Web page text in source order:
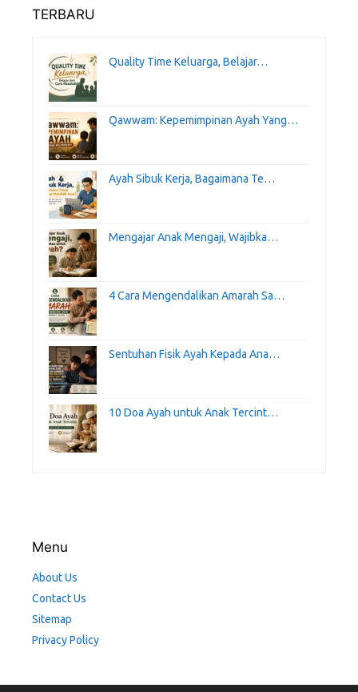
TERBARU
Quality Time Keluarga, Belajar…
Qawwam: Kepemimpinan Ayah Yang…
Ayah Sibuk Kerja, Bagaimana Te…
Mengajar Anak Mengaji, Wajibka…
4 Cara Mengendalikan Amarah Sa…
Sentuhan Fisik Ayah Kepada Ana…
10 Doa Ayah untuk Anak Tercint…
Menu
About Us
Contact Us
Sitemap
Privacy Policy